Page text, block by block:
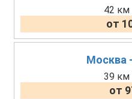
42 км
от
Москва
39 км
от